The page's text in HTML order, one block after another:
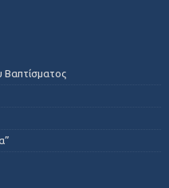
Βαπτίσματος